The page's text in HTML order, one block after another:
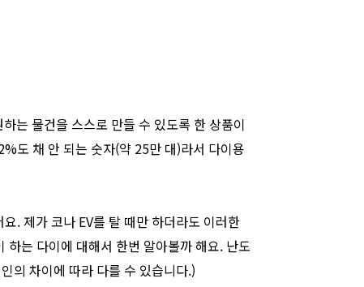
는 물건을 스스로 만들 수 있도록 한 상품이
도 채 안 되는 숫자(약 25만 대)라서 다이용
. 제가 코나 EV를 탈 때만 하더라도 이러한
는 다이에 대해서 한번 알아볼까 해요. 난도
의 차이에 따라 다를 수 있습니다.)